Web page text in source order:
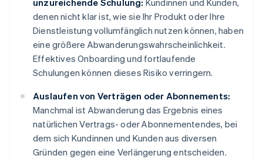
unzureichende Schulung: Kundinnen und Kunden,
denen nicht klar ist, wie sie Ihr Produkt oder Ihre
Dienstleistung vollumfänglich nutzen können, haben
eine größere Abwanderungswahrscheinlichkeit.
Effektives Onboarding und fortlaufende
Schulungen können dieses Risiko verringern.
Auslaufen von Verträgen oder Abonnements:
Manchmal ist Abwanderung das Ergebnis eines
natürlichen Vertrags- oder Abonnementendes, bei
dem sich Kundinnen und Kunden aus diversen
Gründen gegen eine Verlängerung entscheiden.